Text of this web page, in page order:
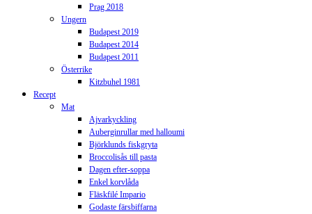
Prag 2018
Ungern
Budapest 2019
Budapest 2014
Budapest 2011
Österrike
Kitzbuhel 1981
Recept
Mat
Ajvarkyckling
Auberginrullar med halloumi
Björklunds fiskgryta
Broccolisås till pasta
Dagen efter-soppa
Enkel korvlåda
Fläskfilé Impario
Godaste färsbiffarna